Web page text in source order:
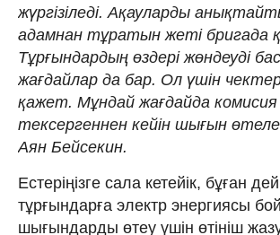
жүргізіледі. Ақауларды
адамнан тұратын жеті бригада
Тұрғындардың өздері жөндеуді
жағдайлар да бар. Ол үшін
қажет. Мұндай жағдайда комисия
тексергеннен кейін шығын
Аян Бейсекин.
Естеріңізге сала кетейік, бұған
тұрғындарға электр энергиясы
шығындарды өтеу үшін өтініш